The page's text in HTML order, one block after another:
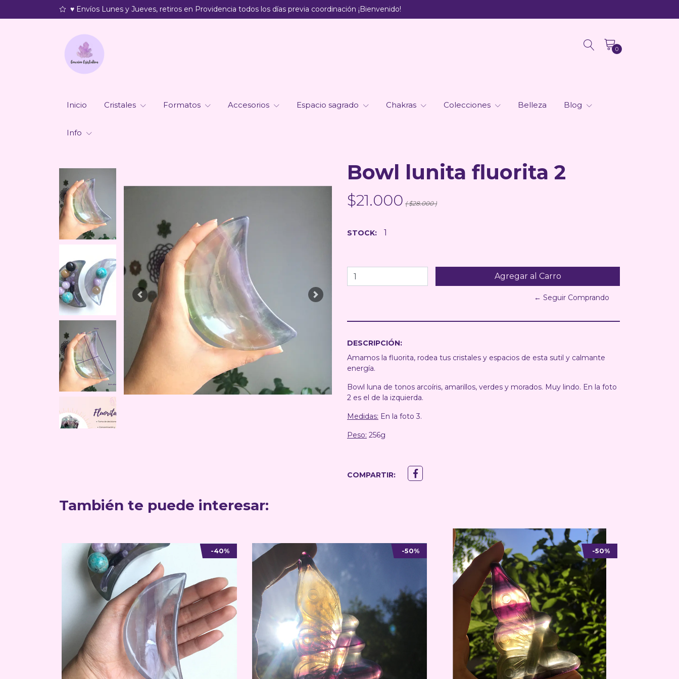
♥ Envíos Lunes y Jueves, retiros en Providencia todos los días previa coordinación ¡Bienvenido!
0
Inicio Cristales Formatos Accesorios Espacio sagrado Chakras Colecciones Belleza Blog
Info
Previous Next
Bowl lunita fluorita 2
$21.000 ( $28.000 )
STOCK: 1
← Seguir Comprando
DESCRIPCIÓN:
Amamos la fluorita, rodea tus cristales y espacios de esta sutil y calmante
energía.
Bowl luna de tonos arcoíris, amarillos, verdes y morados. Muy lindo. En la foto
2 es el de la izquierda.
Medidas: En la foto 3.
Peso: 256g
COMPARTIR:
También te puede interesar:
-50% -50%